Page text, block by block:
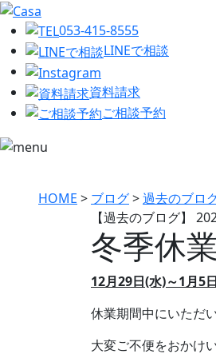
053-415-8555
LINEで相談
資料請求
ご相談予約
HOME > ブログ>過去のブロ
【過去のブログ】
冬季休
12月29日(水)～1月5
休業期間中にいただ
大変ご不便をおかけ